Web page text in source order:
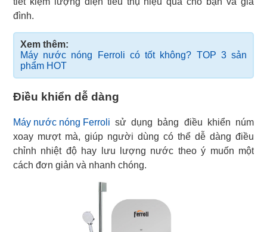
đình.
Xem thêm:
Máy nước nóng Ferroli có tốt không? TOP 3 sản
phẩm HOT
Điều khiển dễ dàng
Máy nước nóng Ferroli sử dụng bảng điều khiển núm
xoay mượt mà, giúp người dùng có thể dễ dàng điều
chỉnh nhiệt độ hay lưu lượng nước theo ý muốn một
cách đơn giản và nhanh chóng.